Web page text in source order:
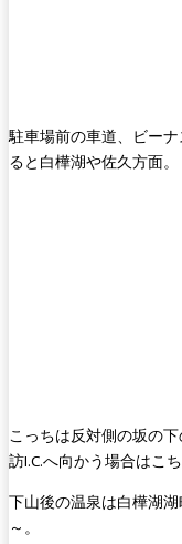
駐車場前の車道、ビー
ると白樺湖や佐久方面。
こっちは反対側の坂の
訪I.C.へ向かう場合はこち
下山後の温泉は白樺湖湖
～。